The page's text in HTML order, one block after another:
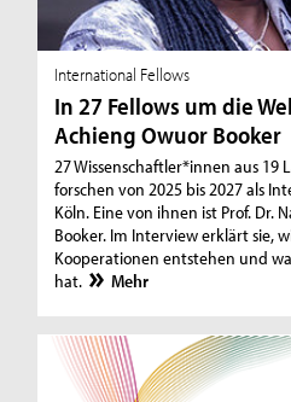
International Fellows
In 27 Fellows um die
Achieng Owuor Booker
27 Wissenschaftler*innen aus 19
forschen von 2025 bis 2027 als
Köln. Eine von ihnen ist Prof. Dr.
Booker. Im Interview erklärt sie,
Kooperationen entstehen und
hat.
Mehr